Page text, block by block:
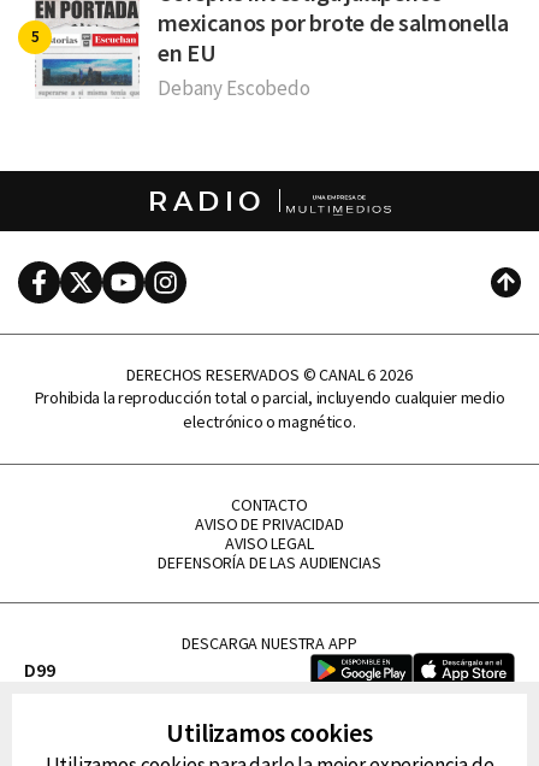
mexicanos por brote de salmonella
en EU
Debany Escobedo
RADIO
FacebookTwitterYoutubeInstagram
DERECHOS RESERVADOS © CANAL 6 2026
Prohibida la reproducción total o parcial, incluyendo cualquier medio
electrónico o magnético.
CONTACTO
AVISO DE PRIVACIDAD
AVISO LEGAL
DEFENSORÍA DE LAS AUDIENCIAS
DESCARGA NUESTRA APP
D99
Utilizamos cookies